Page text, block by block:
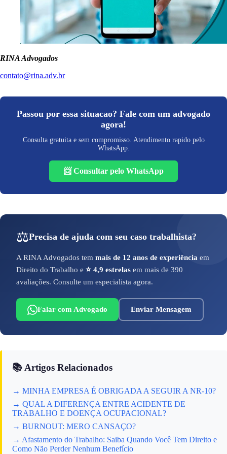
RINA Advogados
contato@rina.adv.br
Passou por essa situacao? Fale com um advogado
agora!
Consulta gratuita e sem compromisso. Atendimento rapido pelo
WhatsApp.
📨 Consultar pelo WhatsApp
⚖️Precisa de ajuda com seu caso trabalhista?
A RINA Advogados tem mais de 12 anos de experiência em
Direito do Trabalho e ⭐ 4,9 estrelas em mais de 390
avaliações. Consulte um especialista agora.
Falar com Advogado Enviar Mensagem
📚 Artigos Relacionados
→ MINHA EMPRESA É OBRIGADA A SEGUIR A NR-10?
→ QUAL A DIFERENÇA ENTRE ACIDENTE DE
TRABALHO E DOENÇA OCUPACIONAL?
→ BURNOUT: MERO CANSAÇO?
→ Afastamento do Trabalho: Saiba Quando Você Tem Direito e
Como Não Perder Nenhum Benefício